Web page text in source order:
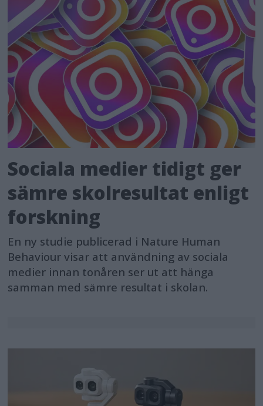
Sociala medier tidigt ger
sämre skolresultat enligt
forskning
En ny studie publicerad i Nature Human
Behaviour visar att användning av sociala
medier innan tonåren ser ut att hänga
samman med sämre resultat i skolan.